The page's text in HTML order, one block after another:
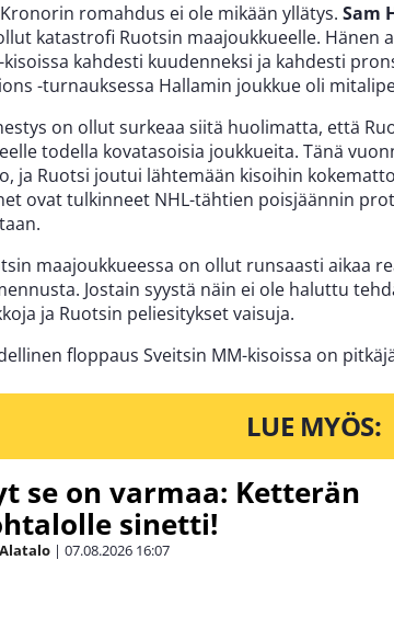
romahdus ei ole mikään yllätys. Sam
katastrofi Ruotsin maajoukkueelle. Hänen
kisoissa kahdesti kuudenneksi ja kahdesti
-turnauksessa Hallamin joukkue oli
on ollut surkeaa siitä huolimatta, että
todella kovatasoisia joukkueita. Tänä
ja Ruotsi joutui lähtemään kisoihin
ovat tulkinneet NHL-tähtien poisjäännin
maajoukkueessa on ollut runsaasti aikaa
Jostain syystä näin ei ole haluttu
ja Ruotsin peliesitykset vaisuja.
floppaus Sveitsin MM-kisoissa on
LUE MYÖS:
se on varmaa: Ketterän
sinetti!
| 07.08.2026 16:07